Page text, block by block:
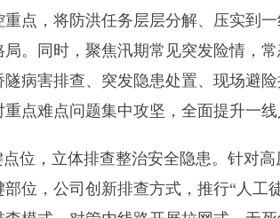
重点，将防洪任务层层分解、压实到
局。同时，聚焦汛期常见突发险情，
隧病害排查、突发隐患处置、现场避
点难点问题集中攻坚，全面提升一
位，立体排查整治安全隐患。针对
部位，公司创新排查方式，推行“人